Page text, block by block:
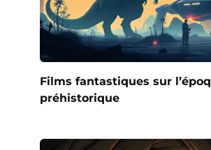
Films fantastiques sur
préhistorique